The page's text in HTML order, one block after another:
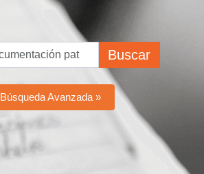
Buscar
Búsqueda Avanzada »